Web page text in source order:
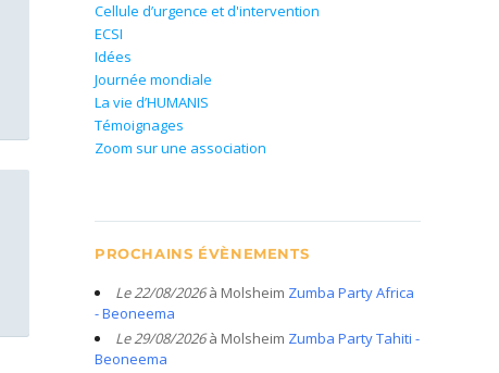
Cellule d’urgence et d'intervention
ECSI
Idées
Journée mondiale
La vie d’HUMANIS
Témoignages
Zoom sur une association
PROCHAINS ÉVÈNEMENTS
Le 22/08/2026à Molsheim Zumba Party Africa
- Beoneema
Le 29/08/2026à Molsheim Zumba Party Tahiti -
Beoneema